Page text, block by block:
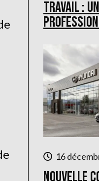
travail :
16
Nouvelle